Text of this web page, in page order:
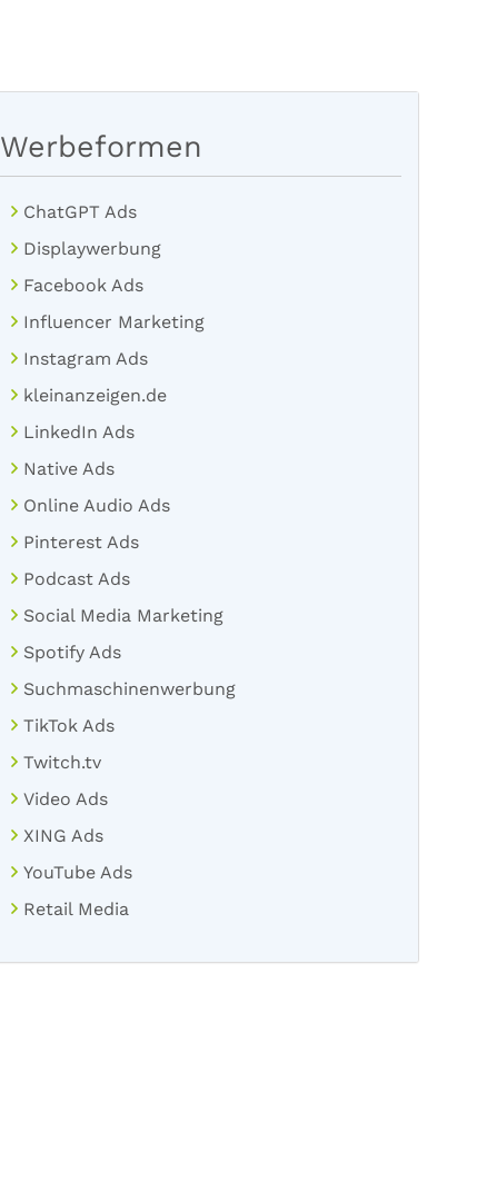
Werbeformen
ChatGPT Ads
Displaywerbung
Facebook Ads
Influencer Marketing
Instagram Ads
kleinanzeigen.de
LinkedIn Ads
Native Ads
Online Audio Ads
Pinterest Ads
Podcast Ads
Social Media Marketing
Spotify Ads
Suchmaschinenwerbung
TikTok Ads
Twitch.tv
Video Ads
XING Ads
YouTube Ads
Retail Media